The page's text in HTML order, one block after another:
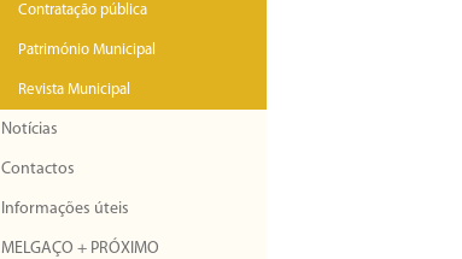
Contratação pública
Património Municipal
Revista Municipal
Notícias
Contactos
Informações úteis
MELGAÇO + PRÓXIMO